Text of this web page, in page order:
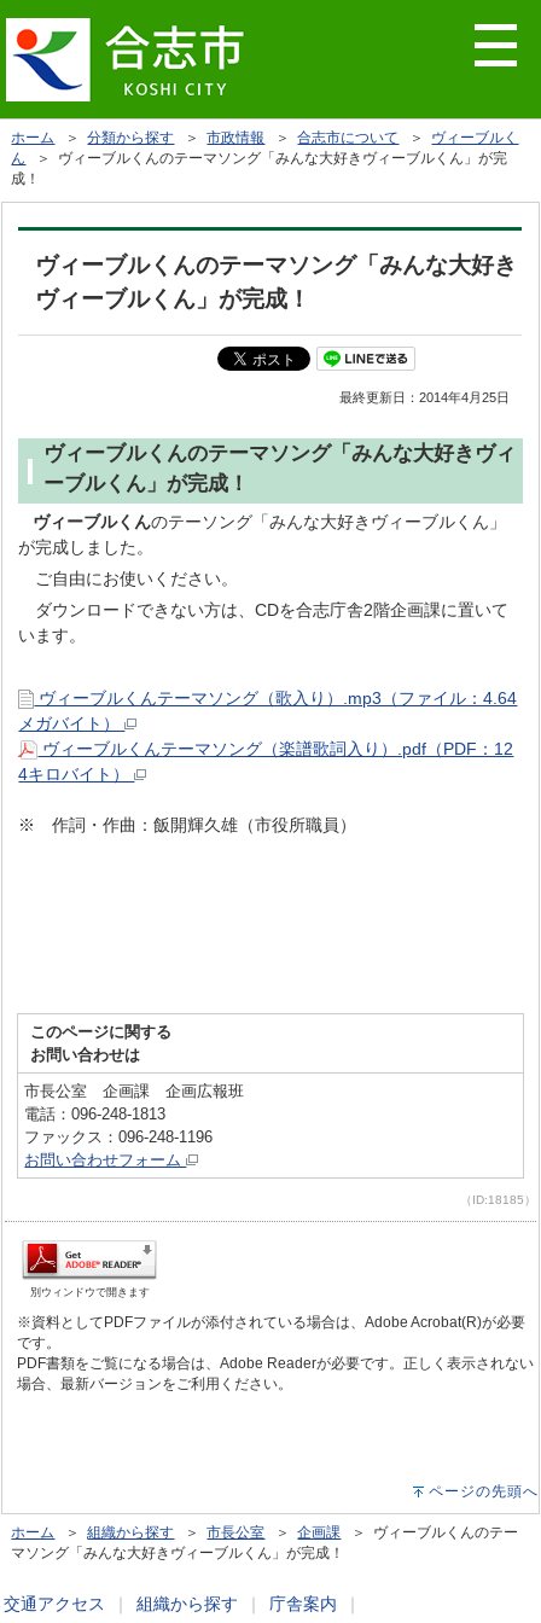
ホーム ＞分類から探す ＞市政情報 ＞合志市について ＞ ヴィーブルく
ん
＞ ヴィーブルくんのテーマソング「みんな大好きヴィーブルくん」が完
成！
ヴィーブルくんのテーマソング「みんな大好き
ヴィーブルくん」が完成！
最終更新日：2014年4月25日
ヴィーブルくんのテーマソング「みんな大好きヴィ
ーブルくん」が完成！
ヴィーブルくんのテーソング「みんな大好きヴィーブルくん」
が完成しました。
ご自由にお使いください。
ダウンロードできない方は、CDを合志庁舎2階企画課に置いて
います。
ヴィーブルくんテーマソング（歌入り）.mp3（ファイル：4.64
メガバイト）
ヴィーブルくんテーマソング（楽譜歌詞入り）.pdf（PDF：12
4キロバイト）
※ 作詞・作曲：飯開輝久雄（市役所職員）
このページに関する
お問い合わせは
市長公室 企画課 企画広報班
電話：096-248-1813
ファックス：096-248-1196
お問い合わせフォーム
（ID:18185）
別ウィンドウで開きます
※資料としてPDFファイルが添付されている場合は、Adobe Acrobat(R)が必要
です。
PDF書類をご覧になる場合は、Adobe Readerが必要です。正しく表示されない
場合、最新バージョンをご利用ください。
ページの先頭へ
ホーム ＞組織から探す ＞市長公室 ＞企画課 ＞ ヴィーブルくんのテー
マソング「みんな大好きヴィーブルくん」が完成！
交通アクセス 組織から探す 庁舎案内